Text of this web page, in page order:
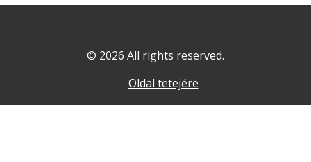
© 2026 All rights reserved.
Oldal tetejére